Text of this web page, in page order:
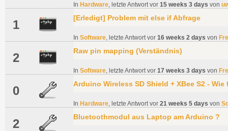
In Hardware, letzte Antwort vor 15 weeks 3 days von
1 [Erledigt] Problem mit else if Abfrage
In Software, letzte Antwort vor 16 weeks 2 days von
2 Raw pin mapping (Verständnis)
In Software, letzte Antwort vor 17 weeks 3 days von
0 Arduino Wireless SD Shield + XBee S2 -
In Hardware, letzte Antwort vor 21 weeks 5 days von
2 Bluetoothmodul aus Laptop am Arduino ?